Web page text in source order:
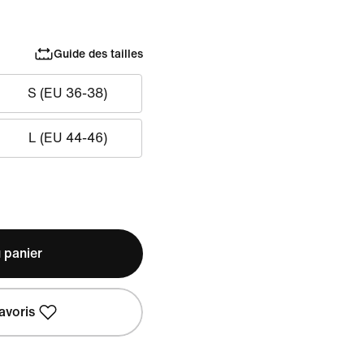
Guide des tailles
S (EU 36-38)
L (EU 44-46)
panier